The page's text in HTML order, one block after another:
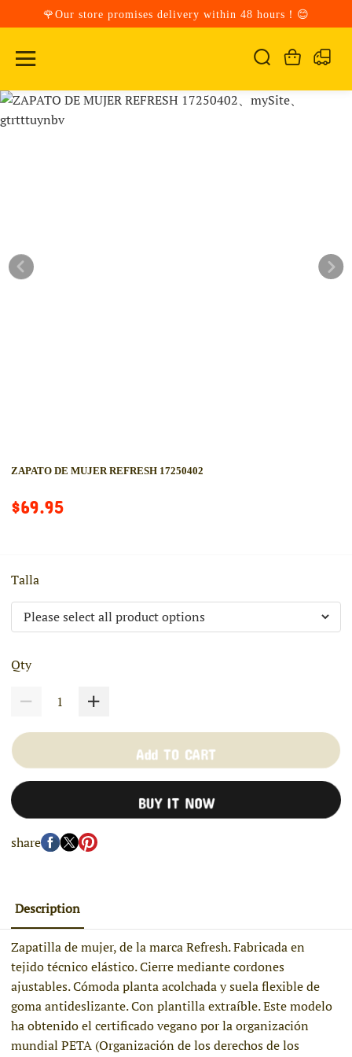
🌹Our store promises delivery within 48 hours！😊
ZAPATO DE MUJER REFRESH 17250402
$69.95
Talla
Qty
Add TO CART
BUY IT NOW
share
Description
Zapatilla de mujer, de la marca Refresh. Fabricada en
tejido técnico elástico. Cierre mediante cordones
ajustables. Cómoda planta acolchada y suela flexible de
goma antideslizante. Con plantilla extraíble. Este modelo
ha obtenido el certificado vegano por la organización
mundial PETA (Organización de los derechos de los